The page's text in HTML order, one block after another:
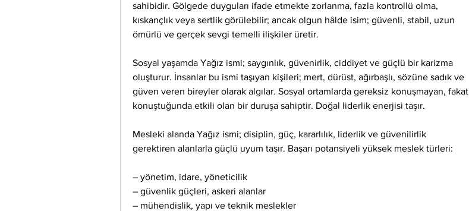
sahibidir. Gölgede duyguları ifade etmekte zorlanma, fazla kontrollü olma,
kıskançlık veya sertlik görülebilir; ancak olgun hâlde isim; güvenli, stabil, uzun
ömürlü ve gerçek sevgi temelli ilişkiler üretir.
Sosyal yaşamda Yağız ismi; saygınlık, güvenirlik, ciddiyet ve güçlü bir karizma
oluşturur. İnsanlar bu ismi taşıyan kişileri; mert, dürüst, ağırbaşlı, sözüne sadık ve
güven veren bireyler olarak algılar. Sosyal ortamlarda gereksiz konuşmayan, fakat
konuştuğunda etkili olan bir duruşa sahiptir. Doğal liderlik enerjisi taşır.
Mesleki alanda Yağız ismi; disiplin, güç, kararlılık, liderlik ve güvenilirlik
gerektiren alanlarla güçlü uyum taşır. Başarı potansiyeli yüksek meslek türleri:
– yönetim, idare, yöneticilik
– güvenlik güçleri, askeri alanlar
– mühendislik, yapı ve teknik meslekler